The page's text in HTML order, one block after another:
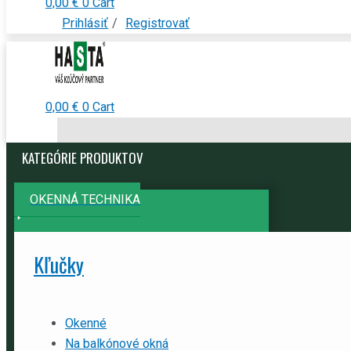
Prihlásiť / Registrovať
0,00 € 0 Cart
KATEGÓRIE PRODUKTOV
OKENNÁ TECHNIKA
Kľučky
Okenné
Na balkónové okná